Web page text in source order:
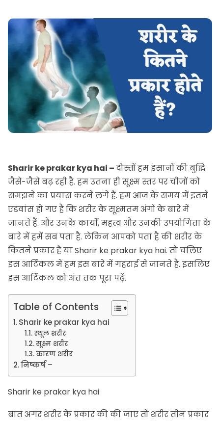
Sharir ke prakar kya hai –दोस्तों हम इंसानों की बुद्धि
जैसे-जैसे बढ़ रही है. हम उतना ही सूक्ष्म स्तर पर चीजों को
समझने का प्रयास करने लगे हैं. हम आज के समय में इतने
एडवांस हो गए हैं कि शरीर के सूक्ष्मतम अंगों के बारे में
जानते हैं. और उनके कार्यों, महत्व और उनकी उपयोगिता के
बारे में हमें सब पता है. लेकिन आपको पता है की शरीर के
कितने प्रकार हैं या Sharir ke prakar kya hai. तो चलिए
इस आर्टिकल में हम इस बारे में गहराई से जानते हैं. इसलिए
इस आर्टिकल को अंत तक पूरा पढ़ें.
Table of Contents
Sharir ke prakar kya hai
स्थूल शरीर
सूक्ष्म शरीर
कारण शरीर
निष्कर्ष –
Sharir ke prakar kya hai
बात अगर शरीर के प्रकार की की जाए तो शरीर तीन प्रकार